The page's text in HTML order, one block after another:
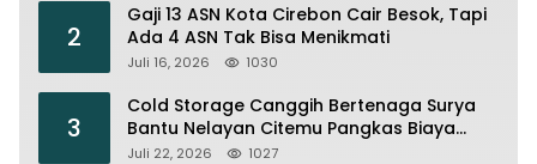
2
Gaji 13 ASN Kota Cirebon Cair Besok, Tapi
Ada 4 ASN Tak Bisa Menikmati
Juli 16, 2026 1030
3
Cold Storage Canggih Bertenaga Surya
Bantu Nelayan Citemu Pangkas Biaya
Operasional
Juli 22, 2026 1027